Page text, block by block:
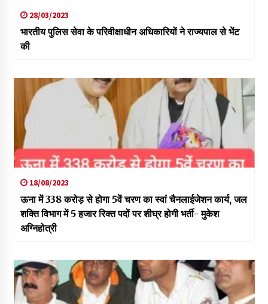
28/03/2023
भारतीय पुलिस सेवा के परिवीक्षाधीन अधिकारियों ने राज्यपाल से भेंट
की
18/08/2023
ऊना में 338 करोड़ से होगा 5वें चरण का स्वां चैनलाईजेशन कार्य, जल
शक्ति विभाग में 5 हजार रिक्त पदों पर शीघ्र होगी भर्ती- मुकेश
अग्निहोत्री